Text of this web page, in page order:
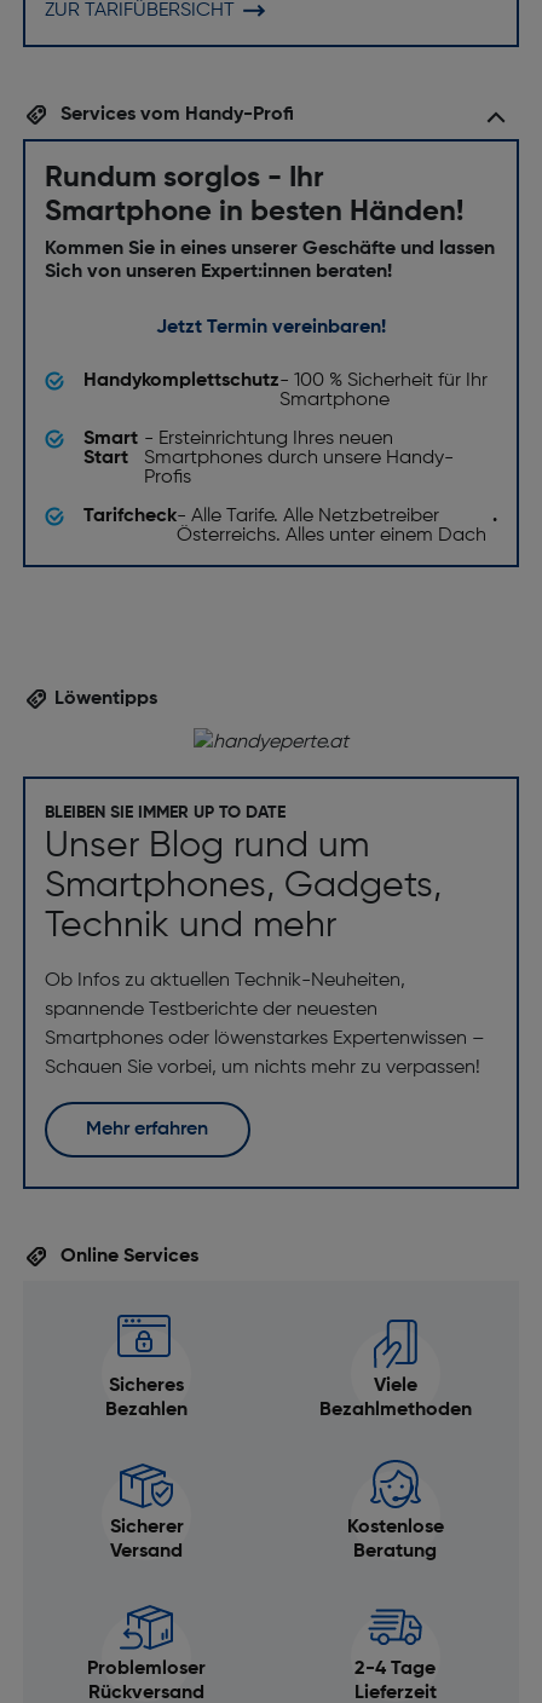
ZUR TARIFÜBERSICHT
Services vom Handy-Profi
Rundum sorglos - Ihr
Smartphone in besten Händen!
Kommen Sie in eines unserer Geschäfte und lassen
Sich von unseren Expert:innen beraten!
Jetzt Termin vereinbaren!
Handykomplettschutz- 100 % Sicherheit für Ihr
Smartphone
Smart
Start
- Ersteinrichtung Ihres neuen
Smartphones durch unsere Handy-
Profis
Tarifcheck- Alle Tarife. Alle Netzbetreiber
Österreichs. Alles unter einem Dach
.
Löwentipps
BLEIBEN SIE IMMER UP TO DATE
Unser Blog rund um
Smartphones, Gadgets,
Technik und mehr
Ob Infos zu aktuellen Technik-Neuheiten,
spannende Testberichte der neuesten
Smartphones oder löwenstarkes Expertenwissen –
Schauen Sie vorbei, um nichts mehr zu verpassen!
Mehr erfahren
Online Services
Sicheres
Bezahlen
Viele
Bezahlmethoden
Sicherer
Versand
Kostenlose
Beratung
Problemloser
Rückversand
2-4 Tage
Lieferzeit